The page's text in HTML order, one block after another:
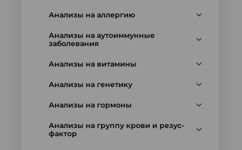
Анализы на аллергию
Анализы на аутоиммунные
заболевания
Анализы на витамины
Анализы на генетику
Анализы на гормоны
Анализы на группу крови и резус-
фактор